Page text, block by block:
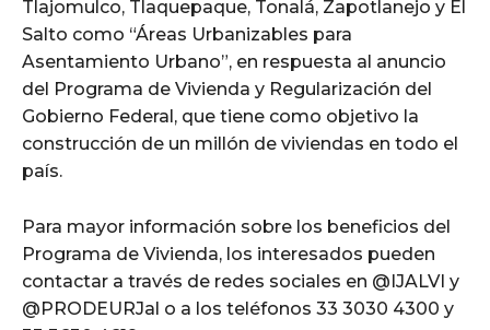
Tlajomulco, Tlaquepaque, Tonalá, Zapotlanejo y El
Salto como “Áreas Urbanizables para
Asentamiento Urbano”, en respuesta al anuncio
del Programa de Vivienda y Regularización del
Gobierno Federal, que tiene como objetivo la
construcción de un millón de viviendas en todo el
país.
Para mayor información sobre los beneficios del
Programa de Vivienda, los interesados pueden
contactar a través de redes sociales en @IJALVI y
@PRODEURJal o a los teléfonos 33 3030 4300 y